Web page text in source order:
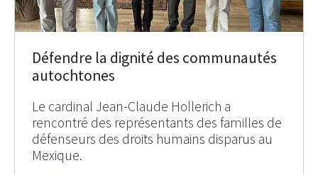
Défendre la dignité des communautés
autochtones
Le cardinal Jean-Claude Hollerich a
rencontré des représentants des familles de
défenseurs des droits humains disparus au
Mexique.